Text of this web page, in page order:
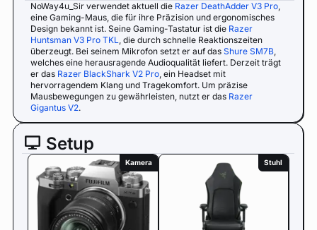
NoWay4u_Sir verwendet aktuell die Razer DeathAdder V3 Pro,
eine Gaming-Maus, die für ihre Präzision und ergonomisches
Design bekannt ist. Seine Gaming-Tastatur ist die Razer
Huntsman V3 Pro TKL, die durch schnelle Reaktionszeiten
überzeugt. Bei seinem Mikrofon setzt er auf das Shure SM7B,
welches eine herausragende Audioqualität liefert. Derzeit trägt
er das Razer BlackShark V2 Pro, ein Headset mit
hervorragendem Klang und Tragekomfort. Um präzise
Mausbewegungen zu gewährleisten, nutzt er das Razer
Gigantus V2.
Setup
Kamera Stuhl